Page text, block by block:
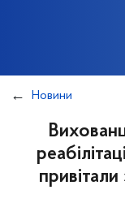
Новини